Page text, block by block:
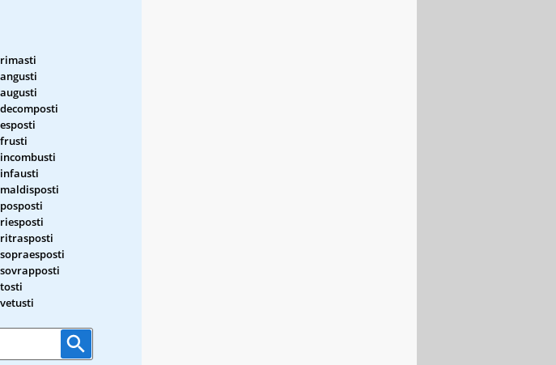
rimasti
angusti
augusti
decomposti
esposti
frusti
incombusti
infausti
maldisposti
posposti
riesposti
ritrasposti
sopraesposti
sovrapposti
tosti
vetusti